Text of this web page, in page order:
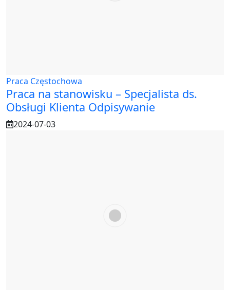
Praca Częstochowa
Praca na stanowisku – Specjalista ds.
Obsługi Klienta Odpisywanie
2024-07-03